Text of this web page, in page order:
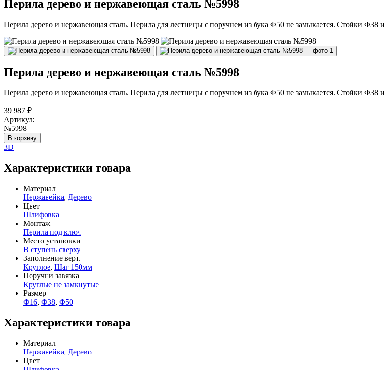
Перила дерево и нержавеющая сталь №5998
Перила дерево и нержавеющая сталь. Перила для лестницы с поручнем из бука Ф50 не замыкается. Стойки Ф38
Перила дерево и нержавеющая сталь №5998
Перила дерево и нержавеющая сталь. Перила для лестницы с поручнем из бука Ф50 не замыкается. Стойки Ф38
39 987 ₽
Артикул:
№5998
В корзину
3D
Характеристики товара
Материал
Нержавейка, Дерево
Цвет
Шлифовка
Монтаж
Перила под ключ
Место установки
В ступень сверху
Заполнение верт.
Круглое, Шаг 150мм
Поручни завязка
Круглые не замкнутые
Размер
Ф16, Ф38, Ф50
Характеристики товара
Материал
Нержавейка, Дерево
Цвет